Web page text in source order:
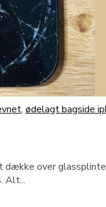
, ødelagt bagside
over
Alt...